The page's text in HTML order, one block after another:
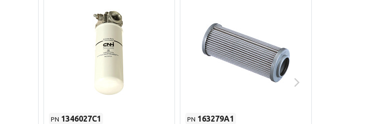
PN 1346027C1
PN 163279A1